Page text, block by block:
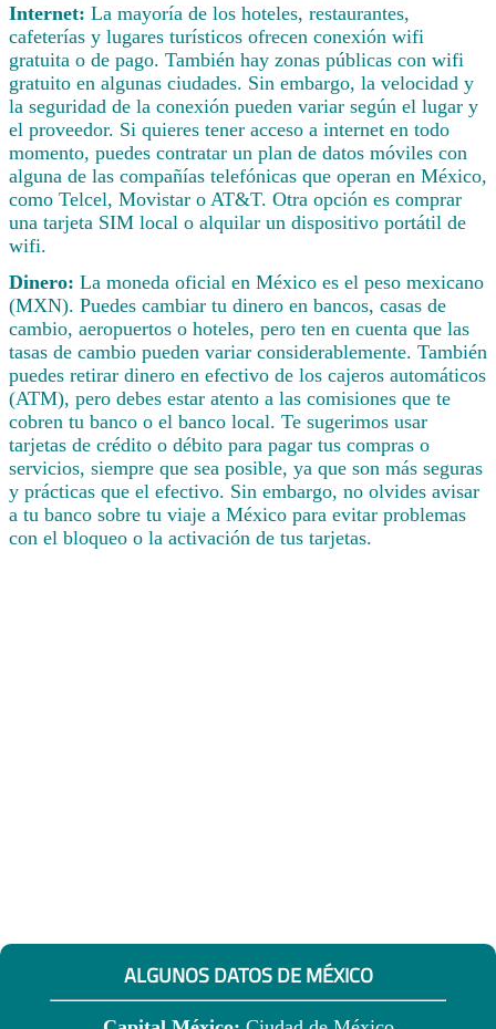
Internet: La mayoría de los hoteles, restaurantes,
cafeterías y lugares turísticos ofrecen conexión wifi
gratuita o de pago. También hay zonas públicas con wifi
gratuito en algunas ciudades. Sin embargo, la velocidad y
la seguridad de la conexión pueden variar según el lugar y
el proveedor. Si quieres tener acceso a internet en todo
momento, puedes contratar un plan de datos móviles con
alguna de las compañías telefónicas que operan en México,
como Telcel, Movistar o AT&T. Otra opción es comprar
una tarjeta SIM local o alquilar un dispositivo portátil de
wifi.
Dinero: La moneda oficial en México es el peso mexicano
(MXN). Puedes cambiar tu dinero en bancos, casas de
cambio, aeropuertos o hoteles, pero ten en cuenta que las
tasas de cambio pueden variar considerablemente. También
puedes retirar dinero en efectivo de los cajeros automáticos
(ATM), pero debes estar atento a las comisiones que te
cobren tu banco o el banco local. Te sugerimos usar
tarjetas de crédito o débito para pagar tus compras o
servicios, siempre que sea posible, ya que son más seguras
y prácticas que el efectivo. Sin embargo, no olvides avisar
a tu banco sobre tu viaje a México para evitar problemas
con el bloqueo o la activación de tus tarjetas.
ALGUNOS DATOS DE MÉXICO